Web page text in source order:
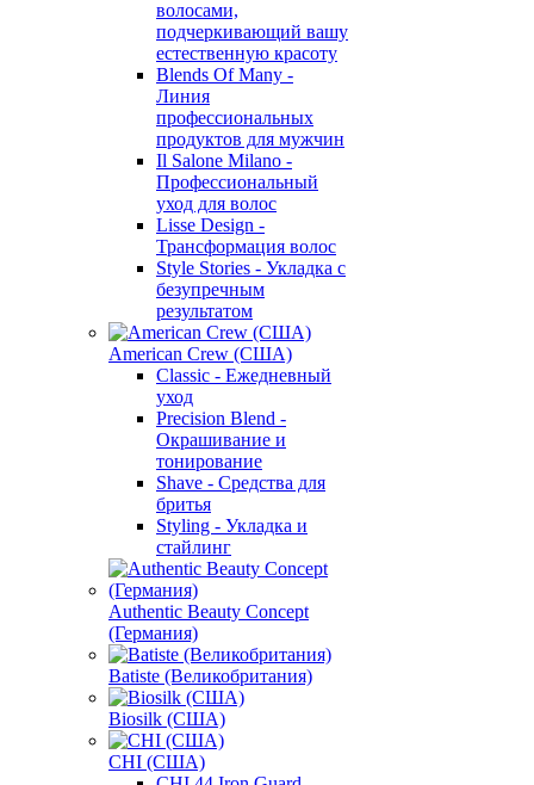
волосами,
подчеркивающий вашу
естественную красоту
Blends Of Many -
Линия
профессиональных
продуктов для мужчин
Il Salone Milano -
Профессиональный
уход для волос
Lisse Design -
Трансформация волос
Style Stories - Укладка с
безупречным
результатом
American Crew (США)
Classic - Ежедневный
уход
Precision Blend -
Окрашивание и
тонирование
Shave - Средства для
бритья
Styling - Укладка и
стайлинг
Authentic Beauty Concept
(Германия)
Batiste (Великобритания)
Biosilk (США)
CHI (США)